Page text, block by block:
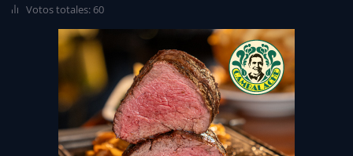
Votos totales: 60